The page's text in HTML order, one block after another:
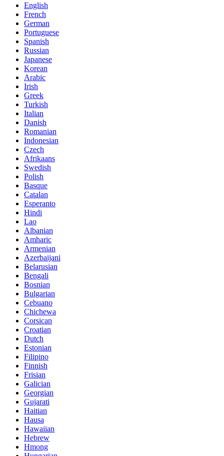
English
French
German
Portuguese
Spanish
Russian
Japanese
Korean
Arabic
Irish
Greek
Turkish
Italian
Danish
Romanian
Indonesian
Czech
Afrikaans
Swedish
Polish
Basque
Catalan
Esperanto
Hindi
Lao
Albanian
Amharic
Armenian
Azerbaijani
Belarusian
Bengali
Bosnian
Bulgarian
Cebuano
Chichewa
Corsican
Croatian
Dutch
Estonian
Filipino
Finnish
Frisian
Galician
Georgian
Gujarati
Haitian
Hausa
Hawaiian
Hebrew
Hmong